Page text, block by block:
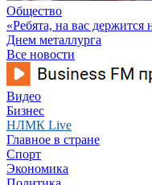
Общество
«Ребята, на вас
Днем металлурга
Все новости
Видео
Бизнес
НЛМК Live
Главное в стране
Спорт
Экономика